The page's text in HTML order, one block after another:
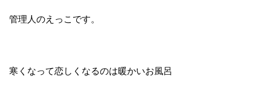
管理人のえっこです。
寒くなって恋しくなるのは暖かいお風呂